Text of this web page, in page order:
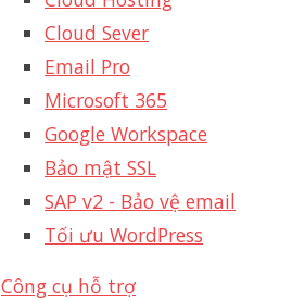
Cloud Sever
Email Pro
Microsoft 365
Google Workspace
Bảo mật SSL
SAP v2 - Bảo vệ email​
Tối ưu WordPress
Công cụ hỗ trợ